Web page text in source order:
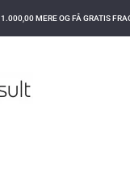
1.000,00MERE OG FÅ GRATIS